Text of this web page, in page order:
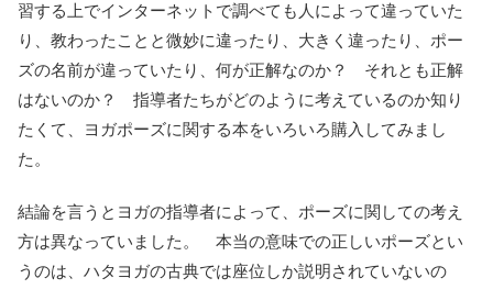
習する上でインターネットで調べても人によって違っていた
り、教わったことと微妙に違ったり、大きく違ったり、ポー
ズの名前が違っていたり、何が正解なのか？ それとも正解
はないのか？ 指導者たちがどのように考えているのか知り
たくて、ヨガポーズに関する本をいろいろ購入してみまし
た。
結論を言うとヨガの指導者によって、ポーズに関しての考え
方は異なっていました。 本当の意味での正しいポーズとい
うのは、ハタヨガの古典では座位しか説明されていないの